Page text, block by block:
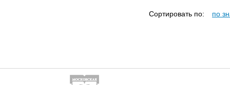
Сортировать по: по